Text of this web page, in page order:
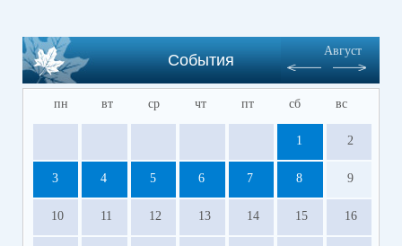
События
Август
пн вт ср чт пт сб вс
1 2
3 4 5 6 7 8 9
10 11 12 13 14 15 16